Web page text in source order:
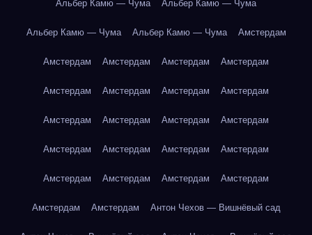
Альбер Камю — Чума Альбер Камю — Чума
Альбер Камю — Чума Альбер Камю — Чума Амстердам
Амстердам Амстердам Амстердам Амстердам
Амстердам Амстердам Амстердам Амстердам
Амстердам Амстердам Амстердам Амстердам
Амстердам Амстердам Амстердам Амстердам
Амстердам Амстердам Амстердам Амстердам
Амстердам Амстердам Антон Чехов — Вишнёвый сад